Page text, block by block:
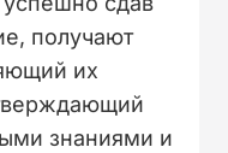
получают
их
знаниями и